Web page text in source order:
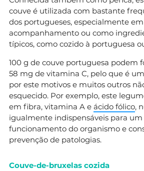
couve é utilizada com bastante
dos portugueses, especialmente
acompanhamento ou como
típicos, como cozido à portuguesa
100 g de couve portuguesa podem
58 mg de vitamina C, pelo que é
por este motivos e muitos outros
esquecido. Por exemplo, este
em fibra, vitamina A e ácido fólico,
igualmente indispensáveis para um
funcionamento do organismo e
prevenção de patologias.
Couve-de-bruxelas cozida